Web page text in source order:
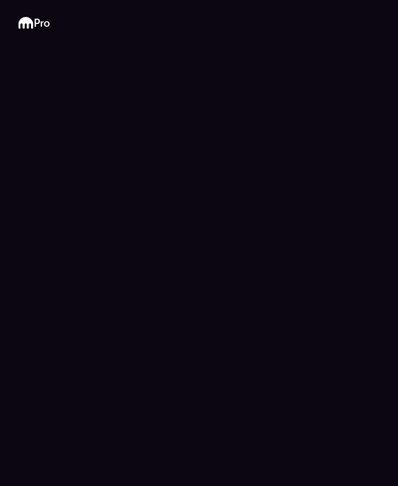
Kraken
Pro